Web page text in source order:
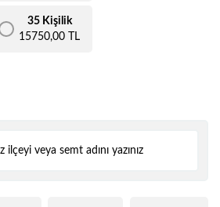
35 Kişilik
15750,00 TL